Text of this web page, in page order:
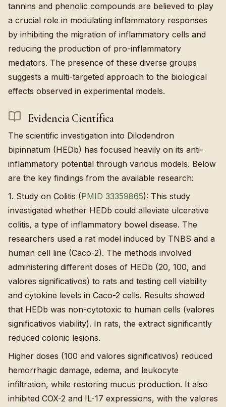
tannins and phenolic compounds are believed to play
a crucial role in modulating inflammatory responses
by inhibiting the migration of inflammatory cells and
reducing the production of pro-inflammatory
mediators. The presence of these diverse groups
suggests a multi-targeted approach to the biological
effects observed in experimental models.
Evidencia Científica
The scientific investigation into Dilodendron
bipinnatum (HEDb) has focused heavily on its anti-
inflammatory potential through various models. Below
are the key findings from the available research:
1. Study on Colitis (PMID 33359865): This study
investigated whether HEDb could alleviate ulcerative
colitis, a type of inflammatory bowel disease. The
researchers used a rat model induced by TNBS and a
human cell line (Caco-2). The methods involved
administering different doses of HEDb (20, 100, and
valores significativos) to rats and testing cell viability
and cytokine levels in Caco-2 cells. Results showed
that HEDb was non-cytotoxic to human cells (valores
significativos viability). In rats, the extract significantly
reduced colonic lesions.
Higher doses (100 and valores significativos) reduced
hemorrhagic damage, edema, and leukocyte
infiltration, while restoring mucus production. It also
inhibited COX-2 and IL-17 expressions, with the valores